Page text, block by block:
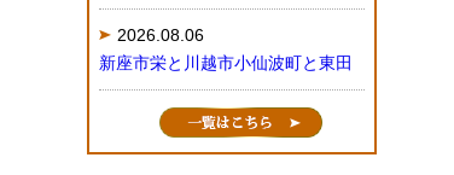
2026.08.06
新座市栄と川越市小仙波町と東田